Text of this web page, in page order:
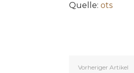
Quelle: ots
Vorheriger Artikel